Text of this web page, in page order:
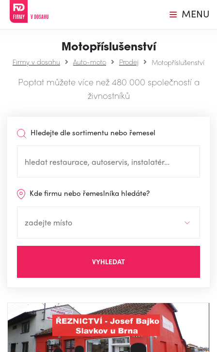
MENU
Motopříslušenství
Firmy v dosahu Auto-moto Prodej Motopříslušenství
Poptat můžete více než 480 000 společností a
živnostníků
Hledejte dle sortimentu nebo řemesel
Kde firmu nebo řemeslníka hledáte?
VYHLEDAT